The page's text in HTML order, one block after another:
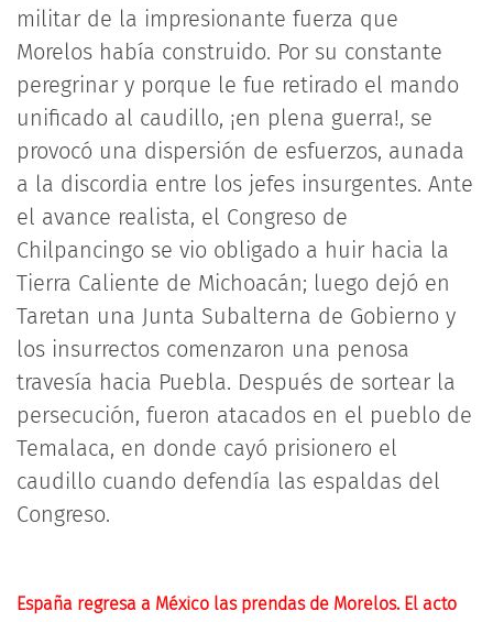
militar de la impresionante fuerza que
Morelos había construido. Por su constante
peregrinar y porque le fue retirado el mando
unificado al caudillo, ¡en plena guerra!, se
provocó una dispersión de esfuerzos, aunada
a la discordia entre los jefes insurgentes. Ante
el avance realista, el Congreso de
Chilpancingo se vio obligado a huir hacia la
Tierra Caliente de Michoacán; luego dejó en
Taretan una Junta Subalterna de Gobierno y
los insurrectos comenzaron una penosa
travesía hacia Puebla. Después de sortear la
persecución, fueron atacados en el pueblo de
Temalaca, en donde cayó prisionero el
caudillo cuando defendía las espaldas del
Congreso.
España regresa a México las prendas de Morelos. El acto